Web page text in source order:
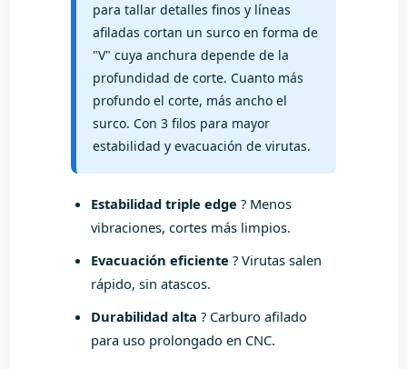
para tallar detalles finos y líneas
afiladas cortan un surco en forma de
"V" cuya anchura depende de la
profundidad de corte. Cuanto más
profundo el corte, más ancho el
surco. Con 3 filos para mayor
estabilidad y evacuación de virutas.
Estabilidad triple edge ? Menos
vibraciones, cortes más limpios.
Evacuación eficiente ? Virutas salen
rápido, sin atascos.
Durabilidad alta ? Carburo afilado
para uso prolongado en CNC.